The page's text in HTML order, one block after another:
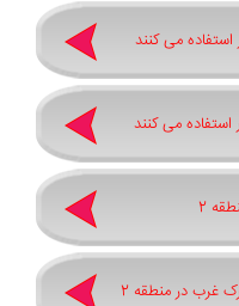
می کنند
می کنند
2
غرب در منطقه 2